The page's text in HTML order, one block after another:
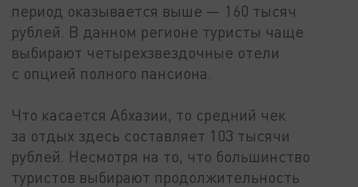
период оказывается выше — 160 тысяч
рублей. В данном регионе туристы чаще
выбирают четырехзвездочные отели
с опцией полного пансиона.
Что касается Абхазии, то средний чек
за отдых здесь составляет 103 тысячи
рублей. Несмотря на то, что большинство
туристов выбирают продолжительность